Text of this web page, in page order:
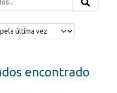
encontrado